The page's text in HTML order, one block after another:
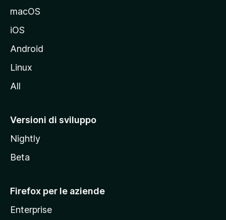
e
l
t
M
z
i
a
macOS
iOS
Android
Linux
All
Versioni di sviluppo
Nightly
Beta
Firefox per le aziende
Enterprise